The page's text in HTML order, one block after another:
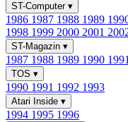
ST-Computer ▾
1986 1987 1988 1989
1998 1999 2000 2001
ST-Magazin ▾
1987 1988 1989 1990 1991
TOS ▾
1990 1991 1992 1993
Atari Inside ▾
1994 1995 1996